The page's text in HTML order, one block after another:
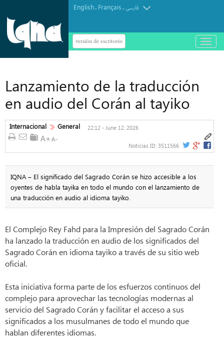
English. Français.فارسی
versión de escritorio
باز
و
Lanzamiento de la traducción
en audio del Corán al tayiko
Internacional General 22:12 - June 12, 2026
Noticias ID: 3511566
IQNA – El significado del Sagrado Corán se hizo accesible a los
oyentes de habla tayika en todo el mundo con el lanzamiento de
una traducción en audio al idioma tayiko.
El Complejo Rey Fahd para la Impresión del Sagrado Corán
ha lanzado la traducción en audio de los significados del
Sagrado Corán en idioma tayiko a través de su sitio web
oficial.
Esta iniciativa forma parte de los esfuerzos continuos del
complejo para aprovechar las tecnologías modernas al
servicio del Sagrado Corán y facilitar el acceso a sus
significados a los musulmanes de todo el mundo que
hablan diferentes idiomas.